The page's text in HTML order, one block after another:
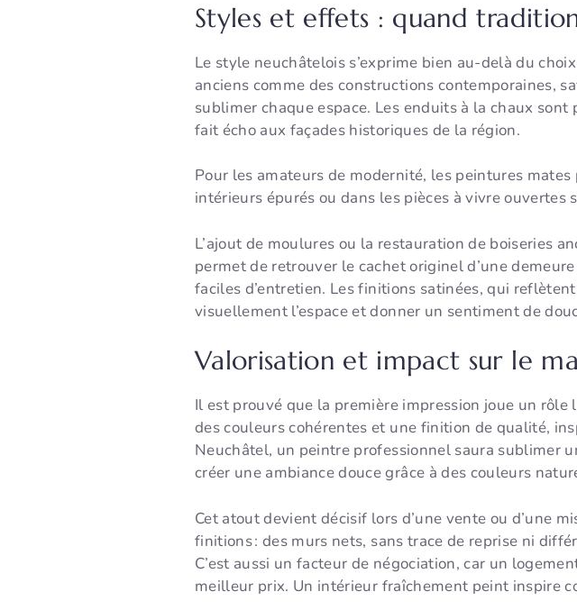
Styles et effets : quand
Le style neuchâtelois s’exprime bien au-delà du
anciens comme des constructions contemporaines,
sublimer chaque espace. Les enduits à la chaux
fait écho aux façades historiques de la région.
Pour les amateurs de modernité, les peintures
intérieurs épurés ou dans les pièces à vivre ouvertes
L’ajout de moulures ou la restauration de boiseries
permet de retrouver le cachet originel d’une
faciles d’entretien. Les finitions satinées, qui
visuellement l’espace et donner un sentiment de
Valorisation et impact sur le
Il est prouvé que la première impression joue un
des couleurs cohérentes et une finition de qualité,
Neuchâtel, un peintre professionnel saura sublimer
créer une ambiance douce grâce à des couleurs
Cet atout devient décisif lors d’une vente ou d’une
finitions : des murs nets, sans trace de reprise ni
C’est aussi un facteur de négociation, car un
meilleur prix. Un intérieur fraîchement peint inspire